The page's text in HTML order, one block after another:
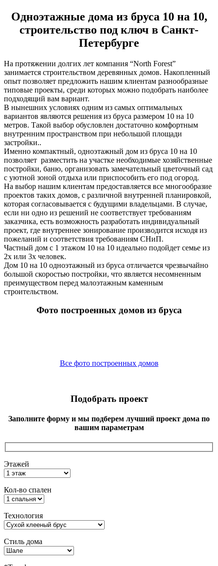
Одноэтажные дома из бруса 10 на 10,
строительство под ключ в Санкт-
Петербурге
На протяжении долгих лет компания “North Forest”
занимается строительством деревянных домов. Накопленный
опыт позволяет предложить нашим клиентам разнообразные
типовые проекты, среди которых можно подобрать наиболее
подходящий вам вариант.
В нынешних условиях одним из самых оптимальных
вариантов являются решения из бруса размером 10 на 10
метров. Такой выбор обусловлен достаточно комфортным
внутренним пространством при небольшой площади
застройки..
Именно компактный, одноэтажный дом из бруса 10 на 10
позволяет разместить на участке необходимые хозяйственные
постройки, баню, организовать замечательный цветочный сад
с уютной зоной отдыха или приспособить его под огород.
На выбор нашим клиентам предоставляется все многообразие
проектов таких домов, с различной внутренней планировкой,
которая согласовывается с будущими владельцами. В случае,
если ни одно из решений не соответствует требованиям
заказчика, есть возможность разработать индивидуальный
проект, где внутреннее зонирование производится исходя из
пожеланий и соответствия требованиям СНиП.
Частный дом с 1 этажом 10 на 10 идеально подойдет семье из
2х или 3х человек.
Дом 10 на 10 одноэтажный из бруса отличается чрезвычайно
большой скоростью постройки, что является несомненным
преимуществом перед малоэтажным каменным
строительством.
Фото построенных домов из бруса
Все фото построенных домов
Подобрать проект
Заполните форму и мы подберем лучший проект дома по
вашим параметрам
Этажей
Кол-во спален
Технология
Стиль дома